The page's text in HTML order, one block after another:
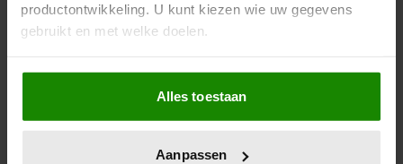
productontwikkeling. U kunt kiezen wie uw gegevens
gebruikt en met welke doelen.
Als u het toestaat, willen we ook graag:
Informatie verzamelen over uw geografische
locatie, die tot een paar meter nauwkeurig kan zijn
Alles toestaan
Aanpassen